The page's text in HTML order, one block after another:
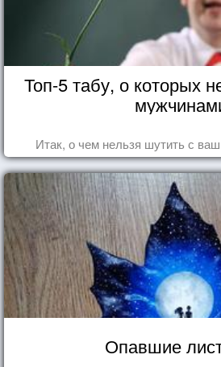
Топ-5 табу, о которых
Итак, о чем нельзя шутить с
Опавшие